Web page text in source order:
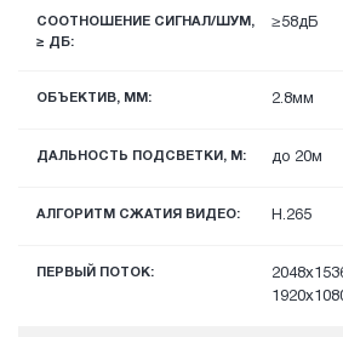
СООТНОШЕНИЕ СИГНАЛ/ШУМ,
≥ ДБ:
≥58дБ
ОБЪЕКТИВ, ММ: 2.8мм
ДАЛЬНОСТЬ ПОДСВЕТКИ, М: до 20м
АЛГОРИТМ СЖАТИЯ ВИДЕО: H.265
ПЕРВЫЙ ПОТОК: